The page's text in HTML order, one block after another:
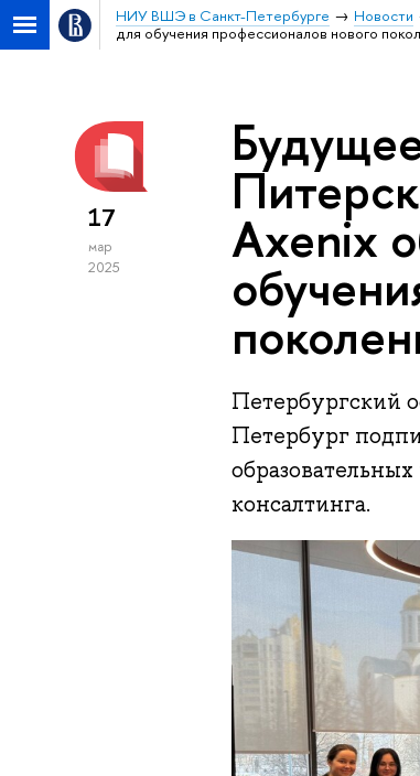
НИУ ВШЭ в Санкт-Петербурге Новости
для обучения профессионалов нового
17
мар
2025
Axenix
Петербург
консалтинга.